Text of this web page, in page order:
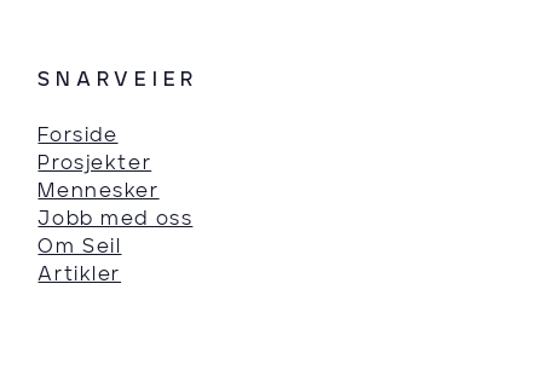
SNARVEIER
Forside
Prosjekter
Mennesker
Jobb med oss
Om Seil
Artikler